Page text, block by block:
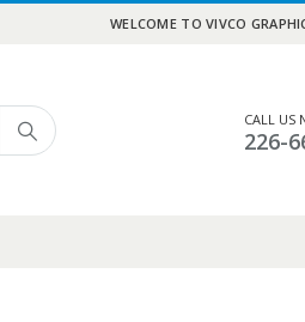
WELCOME TO VIVCO
CALL US
226-